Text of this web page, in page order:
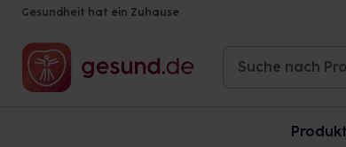
Gesundheit hat ein Zuhause